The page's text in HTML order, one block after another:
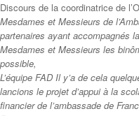
Discours de la coordinatrice de
Mesdames et Messieurs de
partenaires ayant accompagnés
Mesdames et Messieurs les
possible,
L’équipe FAD Il y’a de cela
lancions le projet d’appui à la
financier de l’ambassade de